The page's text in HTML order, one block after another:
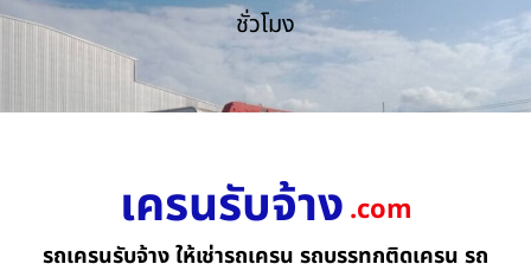
ชั่วโมง
เครนรับจ้าง .com
รถเครนรับจ้าง ให้เช่ารถเครน รถบรรทุกติดเครน รถ